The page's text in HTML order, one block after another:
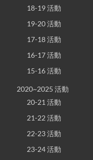
18-19 活動
19-20 活動
17-18 活動
16-17 活動
15-16 活動
2020~2025 活動
20-21 活動
21-22 活動
22-23 活動
23-24 活動